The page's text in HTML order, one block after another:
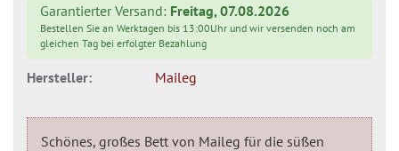
Garantierter Versand: Freitag, 07.08.2026
Bestellen Sie an Werktagen bis 13:00Uhr und wir versenden noch am
gleichen Tag bei erfolgter Bezahlung
Hersteller: Maileg
Schönes, großes Bett von Maileg für die süßen